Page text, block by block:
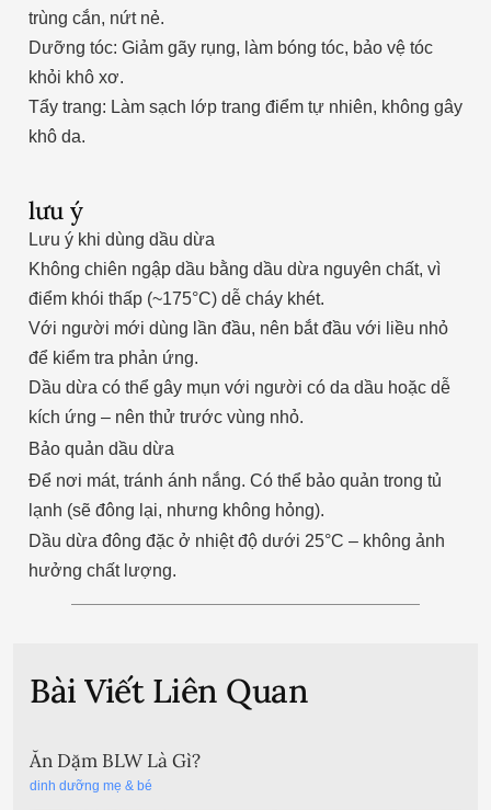
trùng cắn, nứt nẻ.
Dưỡng tóc: Giảm gãy rụng, làm bóng tóc, bảo vệ tóc
khỏi khô xơ.
Tẩy trang: Làm sạch lớp trang điểm tự nhiên, không gây
khô da.
lưu ý
Lưu ý khi dùng dầu dừa
Không chiên ngập dầu bằng dầu dừa nguyên chất, vì
điểm khói thấp (~175°C) dễ cháy khét.
Với người mới dùng lần đầu, nên bắt đầu với liều nhỏ
để kiểm tra phản ứng.
Dầu dừa có thể gây mụn với người có da dầu hoặc dễ
kích ứng – nên thử trước vùng nhỏ.
Bảo quản dầu dừa
Để nơi mát, tránh ánh nắng. Có thể bảo quản trong tủ
lạnh (sẽ đông lại, nhưng không hỏng).
Dầu dừa đông đặc ở nhiệt độ dưới 25°C – không ảnh
hưởng chất lượng.
Bài Viết Liên Quan
Ăn Dặm BLW Là Gì?
dinh dưỡng mẹ & bé